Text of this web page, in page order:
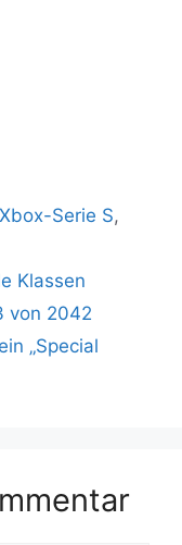
Xbox-Serie S,
Klassen
von 2042
„Special